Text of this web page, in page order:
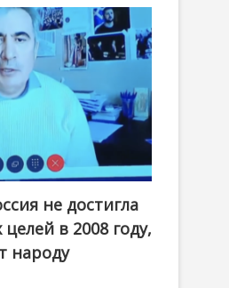
не достигла
целей в 2008 году,
народу